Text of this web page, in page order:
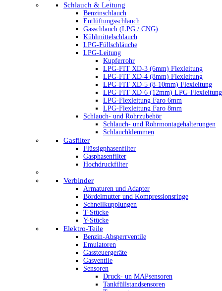
Schlauch & Leitung
Benzinschlauch
Entlüftungsschlauch
Gasschlauch (LPG / CNG)
Kühlmittelschlauch
LPG-Füllschläuche
LPG-Leitung
Kupferrohr
LPG-FIT XD-3 (6mm) Flexleitung
LPG-FIT XD-4 (8mm) Flexleitung
LPG-FIT XD-5 (8-10mm) Flexleitung
LPG-FIT XD-6 (12mm) LPG-Flexleitung
LPG-Flexleitung Faro 6mm
LPG-Flexleitung Faro 8mm
Schlauch- und Rohrzubehör
Schlauch- und Rohrmontagehalterungen
Schlauchklemmen
Gasfilter
Flüssigphasenfilter
Gasphasenfilter
Hochdruckfilter
Verbinder
Armaturen und Adapter
Bördelmutter und Kompressionsringe
Schnellkupplungen
T-Stücke
Y-Stücke
Elektro-Teile
Benzin-Absperrventile
Emulatoren
Gassteuergeräte
Gasventile
Sensoren
Druck- un MAPsensoren
Tankfüllstandsensoren